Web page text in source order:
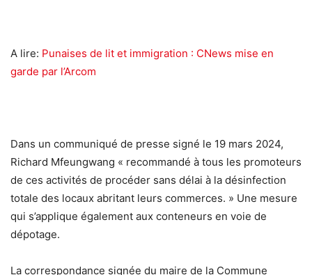
A lire: Punaises de lit et immigration : CNews mise en
garde par l’Arcom
Dans un communiqué de presse signé le 19 mars 2024,
Richard Mfeungwang « recommandé à tous les promoteurs
de ces activités de procéder sans délai à la désinfection
totale des locaux abritant leurs commerces. » Une mesure
qui s’applique également aux conteneurs en voie de
dépotage.
La correspondance signée du maire de la Commune